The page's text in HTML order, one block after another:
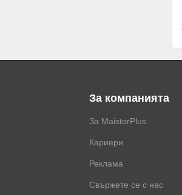
За компанията
За MaistorPlus
Кариери
Реклама
Свържете се с нас